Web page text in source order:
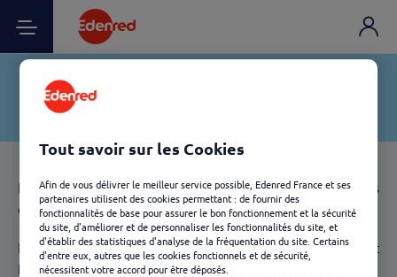
Pantalon en cotons, en velours, en lin, autant de matières
qui nécessitent un entretien particulier.
L'employeur a une obligation légale (articles R4323-95 et
L4122-2 du Code du Travail) de proposer une solution
Tout savoir sur les Cookies
Afin de vous délivrer le meilleur service possible, Edenred France et ses
partenaires utilisent des cookies permettant : de fournir des
fonctionnalités de base pour assurer le bon fonctionnement et la sécurité
du site, d'améliorer et de personnaliser les fonctionnalités du site, et
d'établir des statistiques d'analyse de la fréquentation du site. Certains
d'entre eux, autres que les cookies fonctionnels et de sécurité,
nécessitent votre accord pour être déposés.